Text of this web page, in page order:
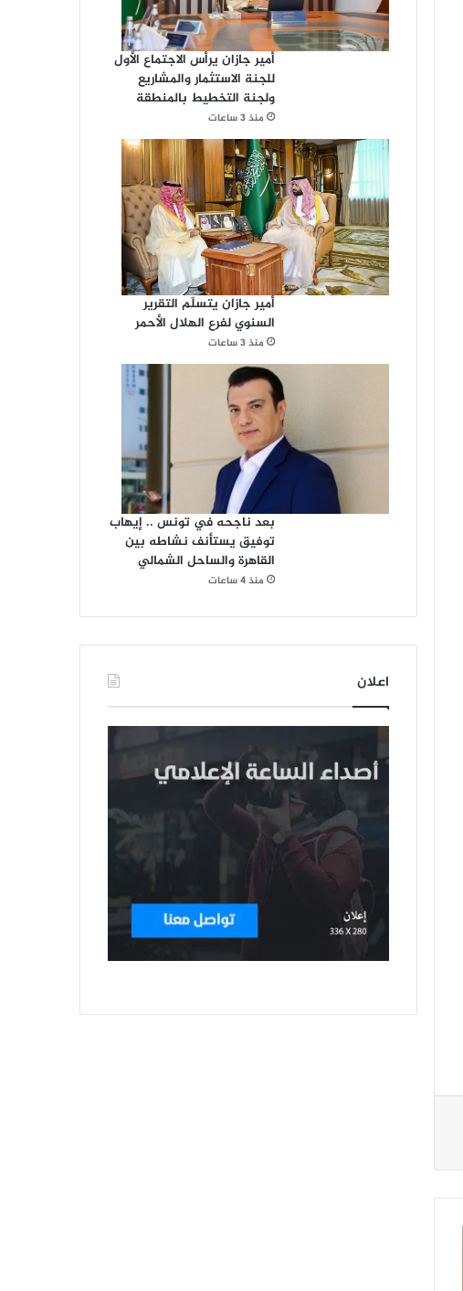
أمير جازان يرأس الاجتماع الأول
للجنة الاستثمار والمشاريع
ولجنة التخطيط بالمنطقة
منذ 3 ساعات
أمير جازان يتسلّم التقرير
السنوي لفرع الهلال الأحمر
منذ 3 ساعات
بعد ناجحه في تونس .. إيهاب
توفيق يستأنف نشاطه بين
القاهرة والساحل الشمالي
منذ 4 ساعات
اعلان